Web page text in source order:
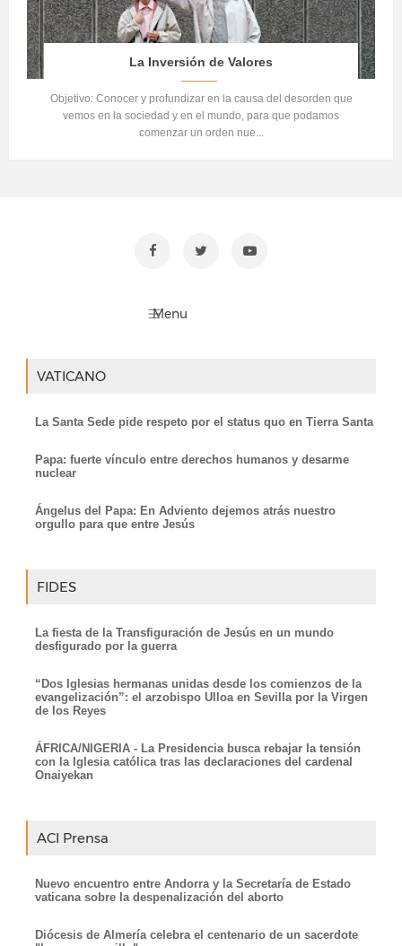
La Inversión de Valores
Objetivo: Conocer y profundizar en la causa del desorden que
vemos en la sociedad y en el mundo, para que podamos
comenzar un orden nue...
VATICANO
La Santa Sede pide respeto por el status quo en Tierra Santa
Papa: fuerte vínculo entre derechos humanos y desarme
nuclear
Ángelus del Papa: En Adviento dejemos atrás nuestro
orgullo para que entre Jesús
FIDES
La fiesta de la Transfiguración de Jesús en un mundo
desfigurado por la guerra
“Dos Iglesias hermanas unidas desde los comienzos de la
evangelización”: el arzobispo Ulloa en Sevilla por la Virgen
de los Reyes
ÁFRICA/NIGERIA - La Presidencia busca rebajar la tensión
con la Iglesia católica tras las declaraciones del cardenal
Onaiyekan
ACI Prensa
Nuevo encuentro entre Andorra y la Secretaría de Estado
vaticana sobre la despenalización del aborto
Diócesis de Almería celebra el centenario de un sacerdote